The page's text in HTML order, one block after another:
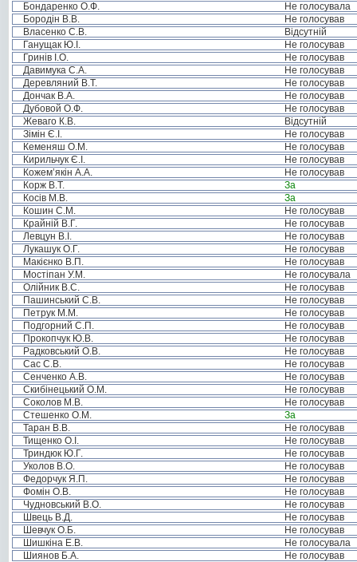
Бондаренко О.Ф.
Не голосувала
Бородін В.В.
Не голосував
Власенко С.В.
Відсутній
Ганущак Ю.І.
Не голосував
Гринів І.О.
Не голосував
Давимука С.А.
Не голосував
Деревляний В.Т.
Не голосував
Дончак В.А.
Не голосував
Дубовой О.Ф.
Не голосував
Жеваго К.В.
Відсутній
Зімін Є.І.
Не голосував
Кеменяш О.М.
Не голосував
Кирильчук Є.І.
Не голосував
Кожем’якін А.А.
Не голосував
Корж В.Т.
За
Косів М.В.
За
Кошин С.М.
Не голосував
Крайній В.Г.
Не голосував
Левцун В.І.
Не голосував
Лукашук О.Г.
Не голосував
Макієнко В.П.
Не голосував
Мостіпан У.М.
Не голосувала
Олійник В.С.
Не голосував
Пашинський С.В.
Не голосував
Петрук М.М.
Не голосував
Подгорний С.П.
Не голосував
Прокопчук Ю.В.
Не голосував
Радковський О.В.
Не голосував
Сас С.В.
Не голосував
Сенченко А.В.
Не голосував
Скибінецький О.М.
Не голосував
Соколов М.В.
Не голосував
Стешенко О.М.
За
Таран В.В.
Не голосував
Тищенко О.І.
Не голосував
Триндюк Ю.Г.
Не голосував
Уколов В.О.
Не голосував
Федорчук Я.П.
Не голосував
Фомін О.В.
Не голосував
Чудновський В.О.
Не голосував
Швець В.Д.
Не голосував
Шевчук О.Б.
Не голосував
Шишкіна Е.В.
Не голосувала
Шиянов Б.А.
Не голосував